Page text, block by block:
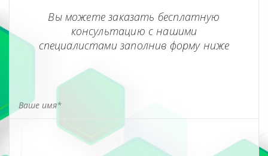
Вы можете заказать бесплатную
консультацию с нашими
специалистами заполнив форму ниже